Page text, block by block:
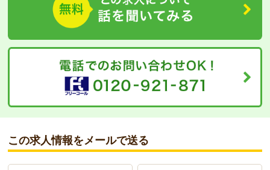
この求人情報をメールで送る